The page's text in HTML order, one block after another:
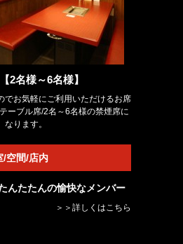
2名様～6名様】
でお気軽にご利用いただけるお席
ーブル席/2名～6名様の禁煙席に
なります。
/空間/店内
んたたんの愉快なメンバー
＞＞詳しくはこちら